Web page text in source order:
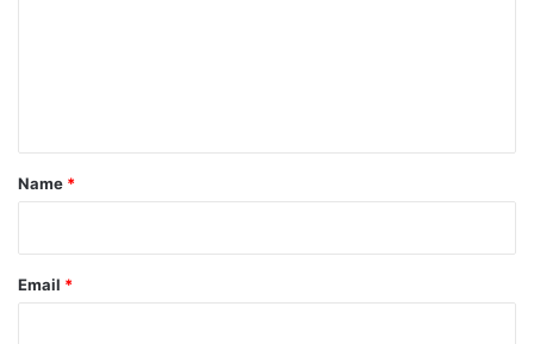
*
Name *
Email *